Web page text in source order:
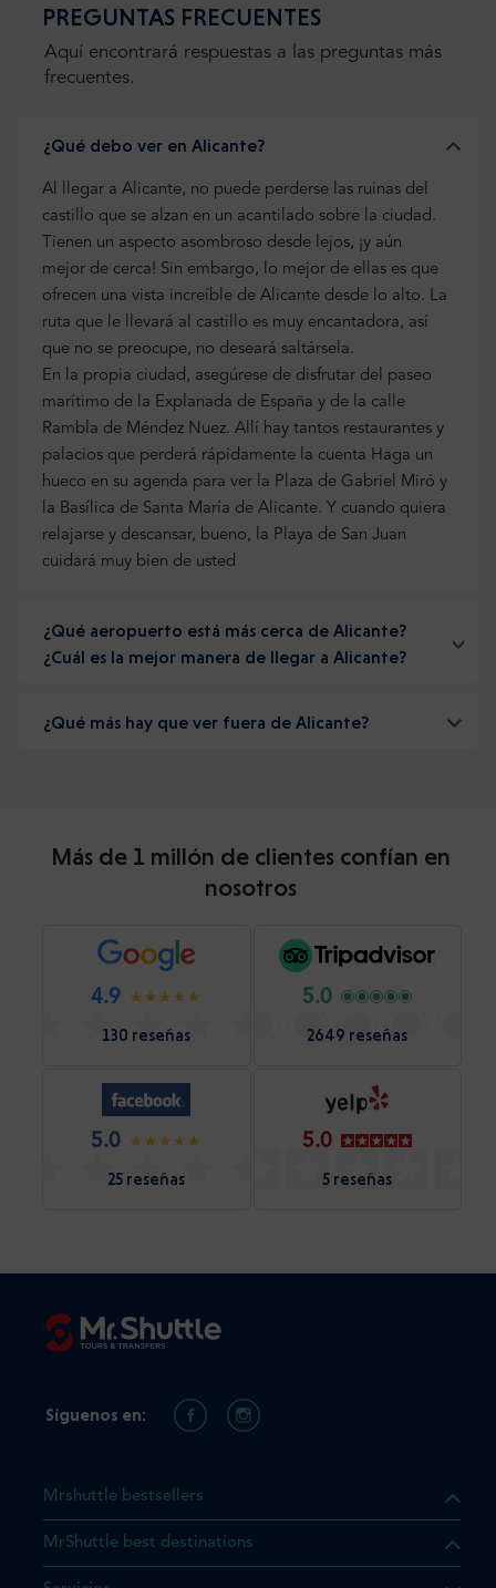
PREGUNTAS FRECUENTES
Aquí encontrará respuestas a las preguntas más
frecuentes.
¿Qué debo ver en Alicante?
Al llegar a Alicante, no puede perderse las ruinas del
castillo que se alzan en un acantilado sobre la ciudad.
Tienen un aspecto asombroso desde lejos, ¡y aún
mejor de cerca! Sin embargo, lo mejor de ellas es que
ofrecen una vista increíble de Alicante desde lo alto. La
ruta que le llevará al castillo es muy encantadora, así
que no se preocupe, no deseará saltársela.
En la propia ciudad, asegúrese de disfrutar del paseo
marítimo de la Explanada de España y de la calle
Rambla de Méndez Nuez. Allí hay tantos restaurantes y
palacios que perderá rápidamente la cuenta Haga un
hueco en su agenda para ver la Plaza de Gabriel Miró y
la Basílica de Santa María de Alicante. Y cuando quiera
relajarse y descansar, bueno, la Playa de San Juan
cuidará muy bien de usted
¿Qué aeropuerto está más cerca de Alicante?
¿Cuál es la mejor manera de llegar a Alicante?
¿Qué más hay que ver fuera de Alicante?
Más de 1 millón de clientes confían en
nosotros
4.9
130 reseñas
5.0
2649 reseñas
5.0
25 reseñas
5.0
5 reseñas
Mrshuttle bestsellers
MrShuttle best destinations
Síguenos en: